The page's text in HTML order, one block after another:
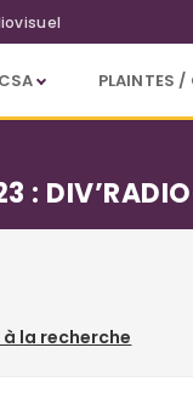
PLAINTES /
:
la recherche